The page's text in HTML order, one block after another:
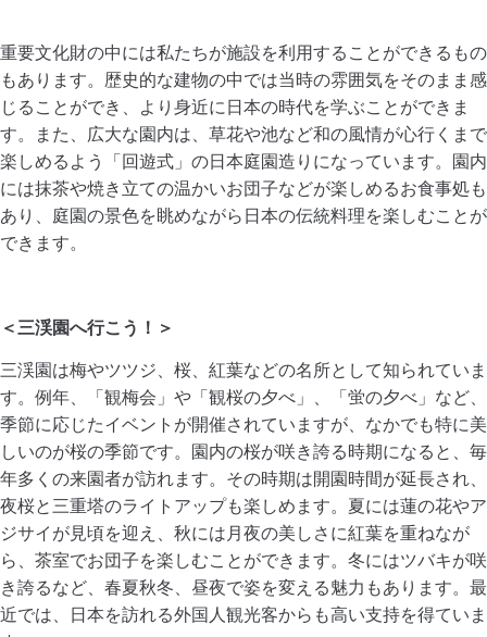
重要文化財の中には私たちが施設を利用することができるもの
もあります。歴史的な建物の中では当時の雰囲気をそのまま感
じることができ、より身近に日本の時代を学ぶことができま
す。また、広大な園内は、草花や池など和の風情が心行くまで
楽しめるよう「回遊式」の日本庭園造りになっています。園内
には抹茶や焼き立ての温かいお団子などが楽しめるお食事処も
あり、庭園の景色を眺めながら日本の伝統料理を楽しむことが
できます。
＜三渓園へ行こう！＞
三渓園は梅やツツジ、桜、紅葉などの名所として知られていま
す。例年、「観梅会」や「観桜の夕べ」、「蛍の夕べ」など、
季節に応じたイベントが開催されていますが、なかでも特に美
しいのが桜の季節です。園内の桜が咲き誇る時期になると、毎
年多くの来園者が訪れます。その時期は開園時間が延長され、
夜桜と三重塔のライトアップも楽しめます。夏には蓮の花やア
ジサイが見頃を迎え、秋には月夜の美しさに紅葉を重ねなが
ら、茶室でお団子を楽しむことができます。冬にはツバキが咲
き誇るなど、春夏秋冬、昼夜で姿を変える魅力もあります。最
近では、日本を訪れる外国人観光客からも高い支持を得ていま